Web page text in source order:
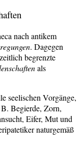
nach antikem
. Dagegen
begrenzte
als
seelischen Vorgänge,
Begierde, Zorn,
Eifer, Mut und
naturgemäß